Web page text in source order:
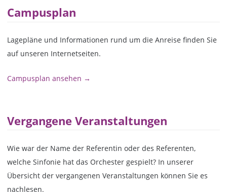
Campusplan
Lagepläne und Informationen rund um die Anreise finden Sie
auf unseren Internetseiten.
Campusplan ansehen →
Vergangene Veranstaltungen
Wie war der Name der Referentin oder des Referenten,
welche Sinfonie hat das Orchester gespielt? In unserer
Übersicht der vergangenen Veranstaltungen können Sie es
nachlesen.